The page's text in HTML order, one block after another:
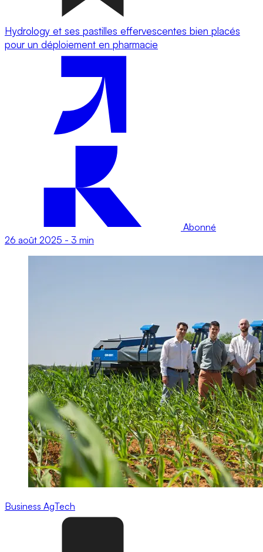
Hydrology et ses pastilles effervescentes bien placés
pour un déploiement en pharmacie
Abonné
26 août 2025 - 3 min
Business AgTech